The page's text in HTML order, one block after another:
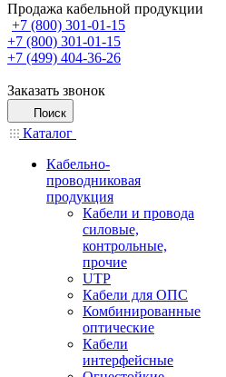
Продажа кабельной продукции
+7 (800) 301-01-15
+7 (800) 301-01-15
+7 (499) 404-36-26
Заказать звонок
Поиск
Каталог
Кабельно-
проводниковая
продукция
Кабели и провода
силовые,
контрольные,
прочие
UTP
Кабели для ОПС
Комбинированные
оптические
Кабели
интерфейсные